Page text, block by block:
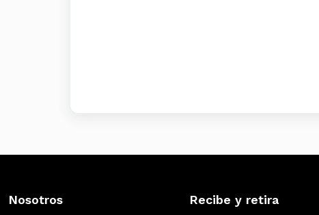
Nosotros Recibe y retira